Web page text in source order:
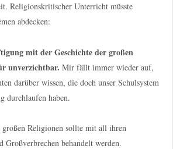
Religionskritischer Unterricht müsste
abdecken:
mit der Geschichte der großen
unverzichtbar. Mir fällt immer wieder auf,
darüber wissen, die doch unser Schulsystem
durchlaufen haben.
großen Religionen sollte mit all ihren
Großverbrechen behandelt werden.